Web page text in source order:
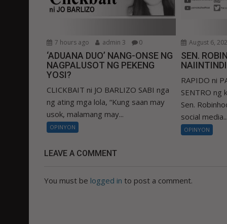
7 hours ago admin 3 0
‘ADUANA DUO’ NANG-ONSE NG
NAGPALUSOT NG PEKENG
YOSI?
CLICKBAIT ni JO BARLIZO SABI nga
ng ating mga lola, “Kung saan may
usok, malamang may...
OPINYON
August 6,
SEN.
RAPIDO ni
SENTRO ng
Sen.
social media...
OPINYON
LEAVE A COMMENT
You must be logged in to post a comment.